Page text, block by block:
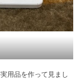
用品を作って見まし